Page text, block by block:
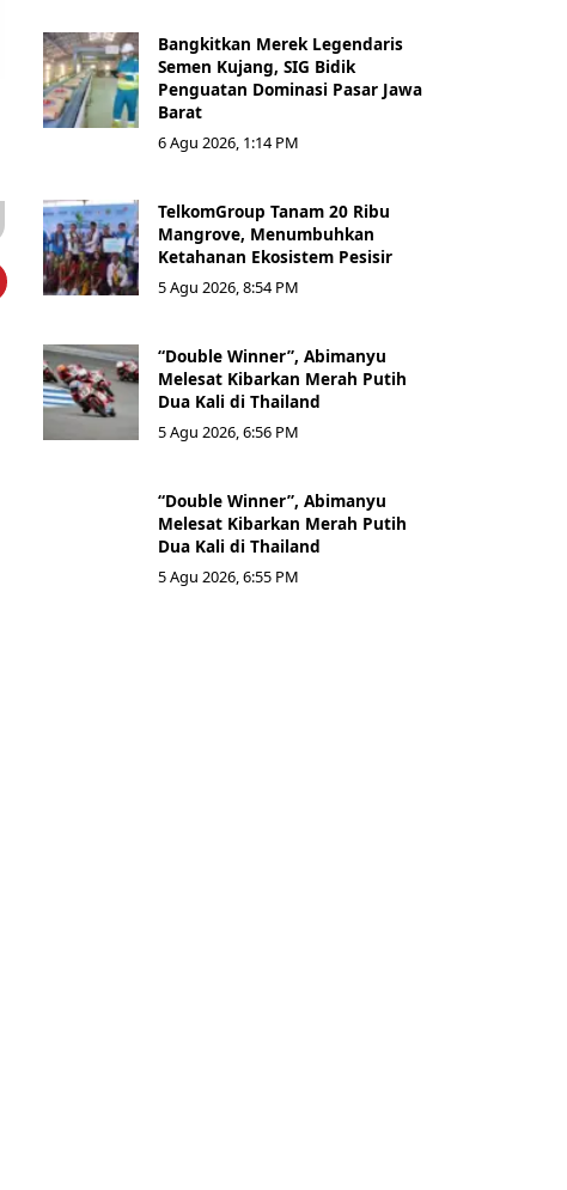
Bangkitkan Merek Legendaris
Semen Kujang, SIG Bidik
Penguatan Dominasi Pasar Jawa
Barat
6 Agu 2026, 1:14 PM
TelkomGroup Tanam 20 Ribu
Mangrove, Menumbuhkan
Ketahanan Ekosistem Pesisir
5 Agu 2026, 8:54 PM
“Double Winner”, Abimanyu
Melesat Kibarkan Merah Putih
Dua Kali di Thailand
5 Agu 2026, 6:56 PM
“Double Winner”, Abimanyu
Melesat Kibarkan Merah Putih
Dua Kali di Thailand
5 Agu 2026, 6:55 PM